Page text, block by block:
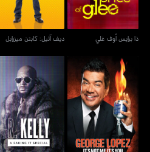
ذا برايس أوف غلي ديف آتيل: كابتن ميزرابل
جورج لوبيز: إتس نت مي
إتس يو
آر. كيلي: إي فيكينغ إت
سبيشل